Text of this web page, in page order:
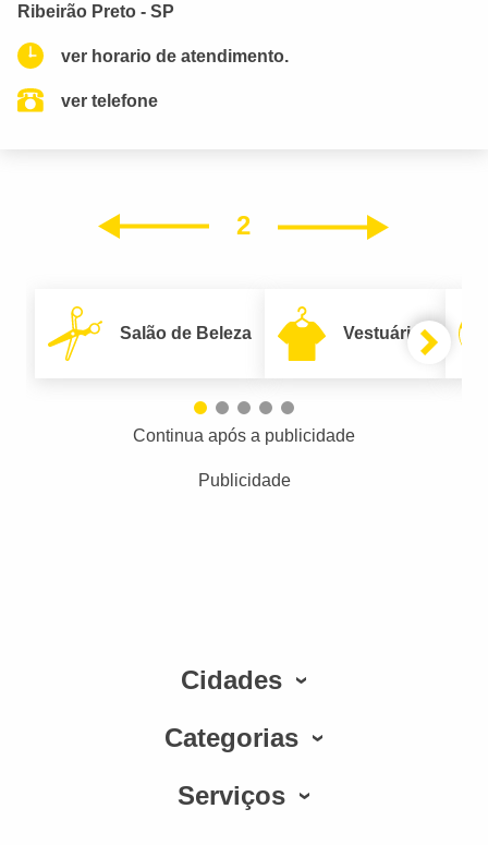
Ribeirão Preto - SP
ver horario de atendimento.
ver telefone
2
Salão de Beleza Vestuário
Continua após a publicidade
Publicidade
Cidades
Categorias
Serviços